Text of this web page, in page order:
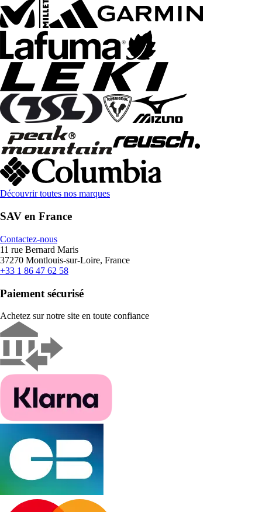
Découvrir toutes nos marques
SAV en France
Contactez-nous
11 rue Bernard Maris
37270 Montlouis-sur-Loire, France
+33 1 86 47 62 58
Paiement sécurisé
Achetez sur notre site en toute confiance